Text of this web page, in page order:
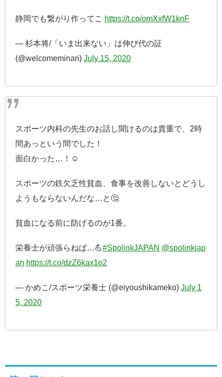
静岡でも繋がり作ってこ https://t.co/omXxfW1knF
— 杉本将/「いま出来ない」は伸び代の証
(@welcomeminari) July 15, 2020
スポーツ内科の先生のお話し聞けるのは貴重で、2時
間あっという間でした！
面白かった…！☺️
スポーツの鉄欠乏性貧血、食事を改善しないとどうし
ようもならないんだな…と🤔
貧血になる前に防げるのが1番。
栄養士が頑張らねば…💪#SpolinkJAPAN @spolinkjap
an https://t.co/dzZ6kax1o2
— かめこ/スポーツ栄養士 (@eiyoushikameko) July 1
5, 2020